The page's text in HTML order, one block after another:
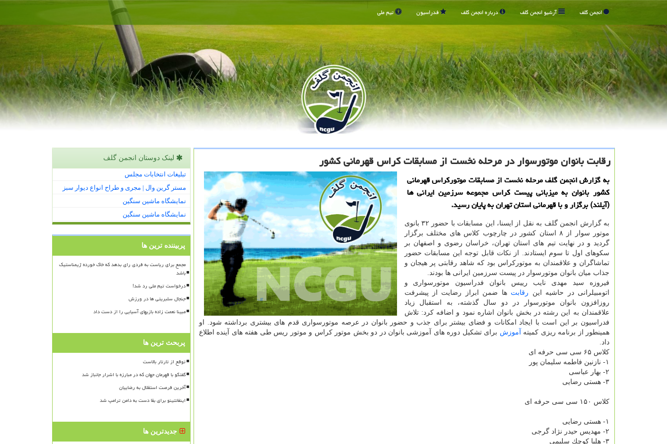
انجمن گلف آرشیو انجمن گلف درباره انجمن گلف فدراسیون تیم ملی
رقابت بانوان موتورسوار در مرحله نخست از مسابقات كراس قهرمانی كشور
به گزارش انجمن گلف مرحله نخست از مسابقات موتوركراس قهرمانی
كشور بانوان به میزبانی پیست كراس مجموعه سرزمین ایرانی ها
(آیلند) برگزار و با قهرمانی استان تهران به پایان رسید.
به گزارش انجمن گلف به نقل از ایسنا، این مسابقات با حضور ۳۲ بانوی
موتور سوار از ۸ استان كشور در چارچوب كلاس های مختلف برگزار
گردید و در نهایت تیم های استان تهران، خراسان رضوی و اصفهان بر
سكوهای اول تا سوم ایستادند. از نكات قابل توجه این مسابقات حضور
تماشاگران و علاقمندان به موتوركراس بود كه شاهد رقابتی پر هیجان و
جذاب میان بانوان موتورسوار در پیست سرزمین ایرانی ها بودند.
فیروزه سید مهدی نایب رییس بانوان فدراسیون موتورسواری و
اتومبیلرانی در حاشیه این رقابت ها ضمن ابراز رضایت از پیشرفت
روزافزون بانوان موتورسوار ​در دو سال گذشته، به استقبال زیاد
علاقمندان به این رشته در بخش بانوان اشاره نمود و اضافه كرد: تلاش
فدراسیون بر این است با ایجاد امكانات و فضای بیشتر برای جذب و حضور بانوان در عرصه موتورسواری قدم های بیشتری برداشته شود. او
همینطور از برنامه ریزی كمیته آموزش برای تشكیل دوره های آموزشی بانوان در دو بخش موتور كراس و موتور ریس ​طی هفته های آینده اطلاع
داد.
كلاس ۶۵ سی سی حرفه ای​
۱- نازنین فاطمه سلیمان پور
۲- بهار عباسی
۳- هستی رضایی
كلاس ۱۵۰ سی سی حرفه ای
۱- هستی رضایی
۲- مهدیس حیدر نژاد گرجی
۳- هلیا كوچك سلیمی
لینک دوستان انجمن گلف
تبلیغات انتخابات مجلس
مستر گرین وال | مجری و طراح انواع دیوار سبز
نمایشگاه ماشین سنگین
نمایشگاه ماشین سنگین
پربیننده ترین ها
مجمع برای ریاست به فردی رای بدهد که خاک خورده ژیمناستیک
باشد
درخواست تیم ملی رد شد!
جنجال سلبریتی ها در ورزش
مبینا نعمت زاده بازیهای آسیایی را از دست داد
پربحث ترین ها
توقع از تارتار بالاست
گفتگو با قهرمان جهان که در مبارزه با اشرار جانباز شد
آخرین فرصت استقلال به رضاییان
اینفانتینو برای بقا دست به دامن ترامپ شد
جدیدترین ها